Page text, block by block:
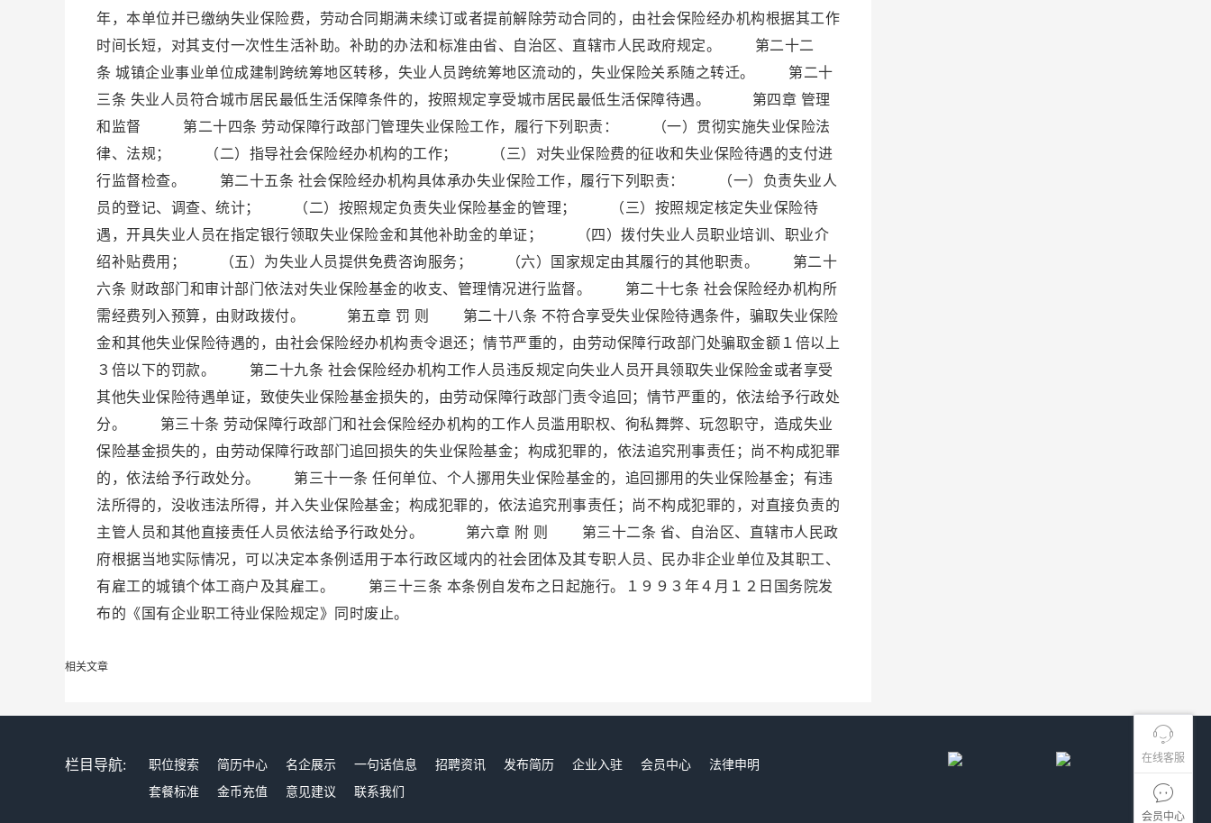
在线客服
会员中心
年，本单位并已缴纳失业保险费，劳动合同期满未续订或者提前解除劳动合同的，由社会保险经办机构根据其工作
时间长短，对其支付一次性生活补助。补助的办法和标准由省、自治区、直辖市人民政府规定。 第二十二
条 城镇企业事业单位成建制跨统筹地区转移，失业人员跨统筹地区流动的，失业保险关系随之转迁。 第二十
三条 失业人员符合城市居民最低生活保障条件的，按照规定享受城市居民最低生活保障待遇。 第四章 管理
和监督 第二十四条 劳动保障行政部门管理失业保险工作，履行下列职责： （一）贯彻实施失业保险法
律、法规； （二）指导社会保险经办机构的工作； （三）对失业保险费的征收和失业保险待遇的支付进
行监督检查。 第二十五条 社会保险经办机构具体承办失业保险工作，履行下列职责： （一）负责失业人
员的登记、调查、统计； （二）按照规定负责失业保险基金的管理； （三）按照规定核定失业保险待
遇，开具失业人员在指定银行领取失业保险金和其他补助金的单证； （四）拨付失业人员职业培训、职业介
绍补贴费用； （五）为失业人员提供免费咨询服务； （六）国家规定由其履行的其他职责。 第二十
六条 财政部门和审计部门依法对失业保险基金的收支、管理情况进行监督。 第二十七条 社会保险经办机构所
需经费列入预算，由财政拨付。 第五章 罚 则 第二十八条 不符合享受失业保险待遇条件，骗取失业保险
金和其他失业保险待遇的，由社会保险经办机构责令退还；情节严重的，由劳动保障行政部门处骗取金额１倍以上
３倍以下的罚款。 第二十九条 社会保险经办机构工作人员违反规定向失业人员开具领取失业保险金或者享受
其他失业保险待遇单证，致使失业保险基金损失的，由劳动保障行政部门责令追回；情节严重的，依法给予行政处
分。 第三十条 劳动保障行政部门和社会保险经办机构的工作人员滥用职权、徇私舞弊、玩忽职守，造成失业
保险基金损失的，由劳动保障行政部门追回损失的失业保险基金；构成犯罪的，依法追究刑事责任；尚不构成犯罪
的，依法给予行政处分。 第三十一条 任何单位、个人挪用失业保险基金的，追回挪用的失业保险基金；有违
法所得的，没收违法所得，并入失业保险基金；构成犯罪的，依法追究刑事责任；尚不构成犯罪的，对直接负责的
主管人员和其他直接责任人员依法给予行政处分。 第六章 附 则 第三十二条 省、自治区、直辖市人民政
府根据当地实际情况，可以决定本条例适用于本行政区域内的社会团体及其专职人员、民办非企业单位及其职工、
有雇工的城镇个体工商户及其雇工。 第三十三条 本条例自发布之日起施行。１９９３年４月１２日国务院发
布的《国有企业职工待业保险规定》同时废止。
相关文章
栏目导航: 职位搜索 简历中心 名企展示 一句话信息 招聘资讯 发布简历 企业入驻 会员中心
法律申明
套餐标准
金币充值 意见建议 联系我们